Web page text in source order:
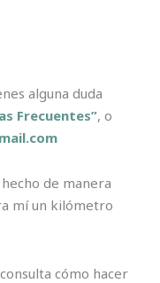
alguna duda
Frecuentes”, o
de manera
mí un kilómetro
cómo hacer